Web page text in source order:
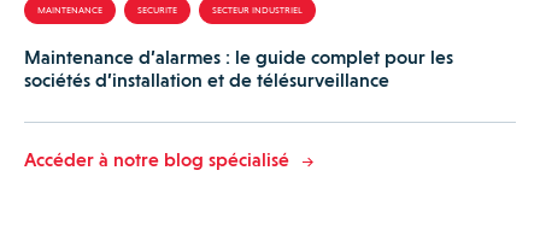
MAINTENANCE SECURITE SECTEUR INDUSTRIEL
Maintenance d’alarmes : le guide complet pour les
sociétés d’installation et de télésurveillance
Accéder à notre blog spécialisé